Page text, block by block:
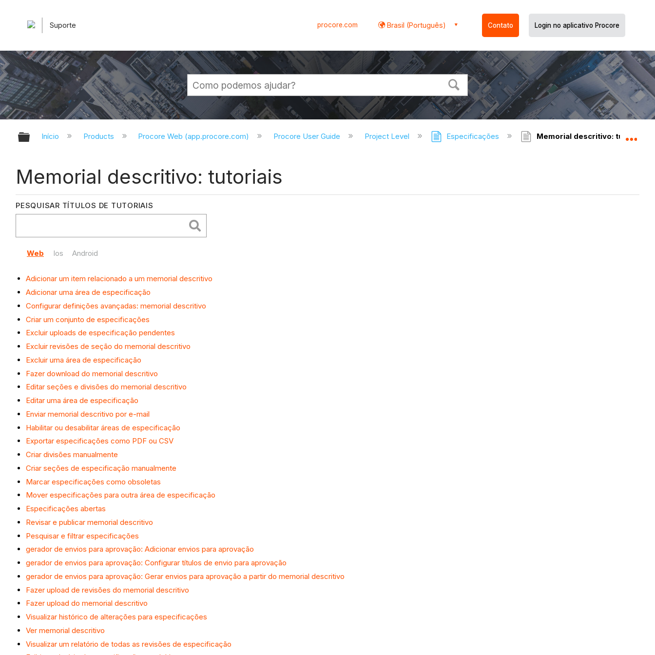
Suporte procore.com Brasil (Português) Contato Login no aplicativo Procore
Expandir/recolher hierarquia global
Início Products Procore Web (app.procore.com) Procore User Guide Project Level Especificações Memorial descritivo: tutoriais
Memorial descritivo: tutoriais
PESQUISAR TÍTULOS DE TUTORIAIS
Web Ios Android
Adicionar um item relacionado a um memorial descritivo
Adicionar uma área de especificação
Configurar definições avançadas: memorial descritivo
Criar um conjunto de especificações
Excluir uploads de especificação pendentes
Excluir revisões de seção do memorial descritivo
Excluir uma área de especificação
Fazer download do memorial descritivo
Editar seções e divisões do memorial descritivo
Editar uma área de especificação
Enviar memorial descritivo por e-mail
Habilitar ou desabilitar áreas de especificação
Exportar especificações como PDF ou CSV
Criar divisões manualmente
Criar seções de especificação manualmente
Marcar especificações como obsoletas
Mover especificações para outra área de especificação
Especificações abertas
Revisar e publicar memorial descritivo
Pesquisar e filtrar especificações
gerador de envios para aprovação: Adicionar envios para aprovação
gerador de envios para aprovação: Configurar títulos de envio para aprovação
gerador de envios para aprovação: Gerar envios para aprovação a partir do memorial descritivo
Fazer upload de revisões do memorial descritivo
Fazer upload do memorial descritivo
Visualizar histórico de alterações para especificações
Ver memorial descritivo
Visualizar um relatório de todas as revisões de especificação